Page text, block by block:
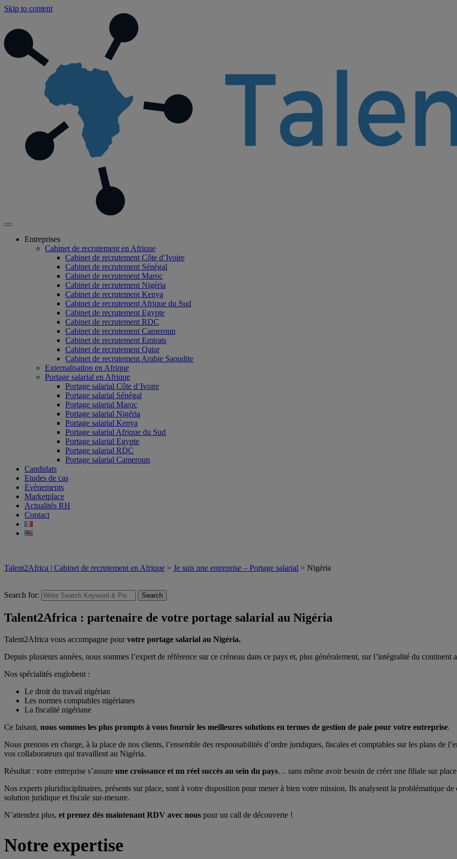
Skip to content
Entreprises
Cabinet de recrutement en Afrique
Cabinet de recrutement Côte d’Ivoire
Cabinet de recrutement Sénégal
Cabinet de recrutement Maroc
Cabinet de recrutement Nigéria
Cabinet de recrutement Kenya
Cabinet de recrutement Afrique du Sud
Cabinet de recrutement Egypte
Cabinet de recrutement RDC
Cabinet de recrutement Cameroun
Cabinet de recrutement Emirats
Cabinet de recrutement Qatar
Cabinet de recrutement Arabie Saoudite
Externalisation en Afrique
Portage salarial en Afrique
Portage salarial Côte d’Ivoire
Portage salarial Sénégal
Portage salarial Maroc
Portage salarial Nigéria
Portage salarial Kenya
Portage salarial Afrique du Sud
Portage salarial Egypte
Portage salarial RDC
Portage salarial Cameroun
Candidats
Etudes de cas
Evènements
Marketplace
Actualités RH
Contact
Talent2Africa | Cabinet de recrutement en Afrique > Je suis une entreprise – Portage salarial > Nigéria
Search for: Search
Talent2Africa : partenaire de votre portage salarial au Nigéria
Talent2Africa vous accompagne pourvotre portage salarial au Nigéria.
Depuis plusieurs années, nous sommes l’expert de référence sur ce créneau dans ce pays et, plus généralement, sur l’intégralité du continent
Nos spécialités englobent :
Le droit du travail nigérian
Les normes comptables nigérianes
La fiscalité nigériane
Ce faisant, nous sommes les plus prompts à vous fournir les meilleures solutions en termes de gestion de paie pour votre entreprise.
Nous prenons en charge, à la place de nos clients, l’ensemble des responsabilités d’ordre juridiques, fiscales et comptables sur les plans de
vos collaborateurs qui travaillent au Nigéria.
Résultat : votre entreprise s’assure une croissance et un réel succès au sein du pays… sans même avoir besoin de créer une filiale sur
Nos experts pluridisciplinaires, présents sur place, sont à votre disposition pour mener à bien votre mission. Ils analysent la problématique
solution juridique et fiscale sur-mesure.
N’attendez plus, et prenez dès maintenant RDV avec nous pour un call de découverte !
Notre expertise